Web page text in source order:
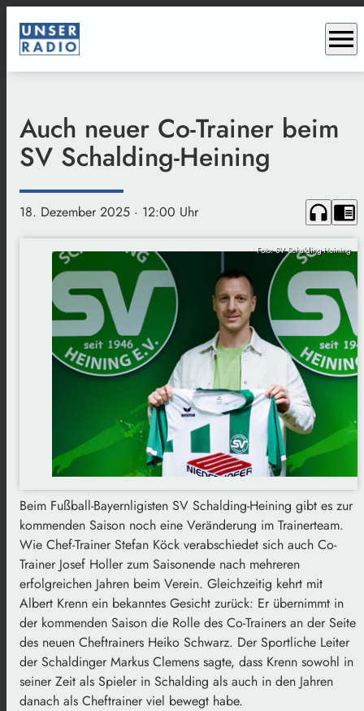
menu
Auch neuer Co-Trainer beim
SV Schalding-Heining
18. Dezember 2025 · 12:00 Uhr headphones chrome_reader_mode
Foto: SV Schalding-Heining
Beim Fußball-Bayernligisten SV Schalding-Heining gibt es zur
kommenden Saison noch eine Veränderung im Trainerteam.
Wie Chef-Trainer Stefan Köck verabschiedet sich auch Co-
Trainer Josef Holler zum Saisonende nach mehreren
erfolgreichen Jahren beim Verein. Gleichzeitig kehrt mit
Albert Krenn ein bekanntes Gesicht zurück: Er übernimmt in
der kommenden Saison die Rolle des Co-Trainers an der Seite
des neuen Cheftrainers Heiko Schwarz. Der Sportliche Leiter
der Schaldinger Markus Clemens sagte, dass Krenn sowohl in
seiner Zeit als Spieler in Schalding als auch in den Jahren
danach als Cheftrainer viel bewegt habe.